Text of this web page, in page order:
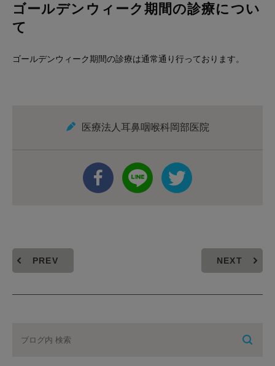
ゴールデンウィーク期間の診療につい
て
ゴールデンウィーク期間の診療は通常通り行っております。
医療法人耳鼻咽喉科岡部医院
PREV NEXT